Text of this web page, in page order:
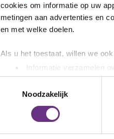
cookies om informatie op uw
metingen aan advertenties en
en met welke doelen.
Als u het toestaat, willen we ook
Informatie verzamelen
Uw apparaat
Lees meer over hoe uw
toestemming op elk moment
Noodzakelijk
Gerelateerd